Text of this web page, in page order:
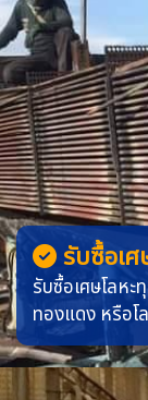
รับซื้อเ
รับซื้อเศษโลหะ
ทองแดง หรือโ